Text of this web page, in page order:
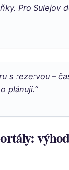
Pro Sulejov
s rezervou –
plánuji.“